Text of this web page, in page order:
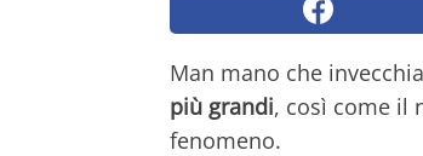
Man mano che
più grandi, così come il
fenomeno.